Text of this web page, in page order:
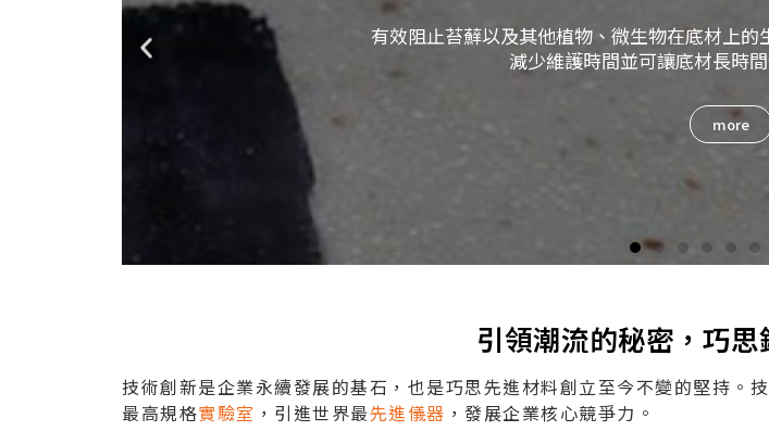
有效阻止苔蘚以及其他植物、微生物在底材上
減少維護時間並可讓底材長時
more
引領潮流的秘密，巧
技術創新是企業永續發展的基石，也是巧思先進材料創立至今不變的堅持。
最高規格實驗室 ，引進世界最先進儀器 ，發展企業核心競爭力。